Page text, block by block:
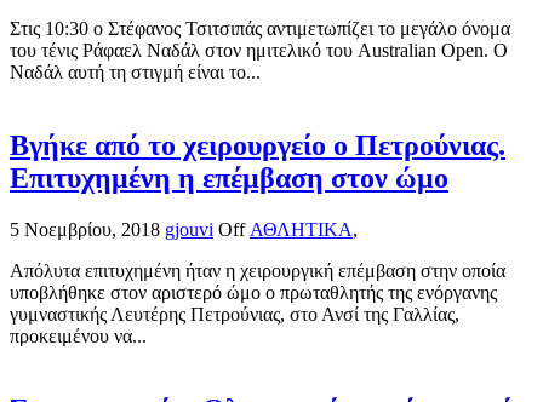
Στις 10:30 ο Στέφανος Τσιτσιπάς αντιμετωπίζει το μεγάλο όνομα
του τένις Ράφαελ Ναδάλ στον ημιτελικό του Australian Open. Ο
Ναδάλ αυτή τη στιγμή είναι το...
Βγήκε από το χειρουργείο ο Πετρούνιας.
Επιτυχημένη η επέμβαση στον ώμο
5 Νοεμβρίου, 2018 gjouvi Off ΑΘΛΗΤΙΚΑ,
Απόλυτα επιτυχημένη ήταν η χειρουργική επέμβαση στην οποία
υποβλήθηκε στον αριστερό ώμο ο πρωταθλητής της ενόργανης
γυμναστικής Λευτέρης Πετρούνιας, στο Ανσί της Γαλλίας,
προκειμένου να...